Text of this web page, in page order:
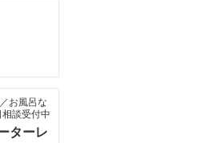
お風呂な
談受付中
ターレ